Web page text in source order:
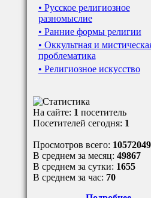
• Русское религиозное
разномыслие
• Ранние формы религии
• Оккультная и
проблематика
• Религиозное искусство
На сайте: 1 посетитель
Посетителей сегодня: 1
Просмотров всего: 10572049
В среднем за месяц: 49867
В среднем за сутки: 1655
В среднем за час: 70